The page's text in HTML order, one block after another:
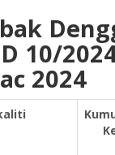
10/
2024